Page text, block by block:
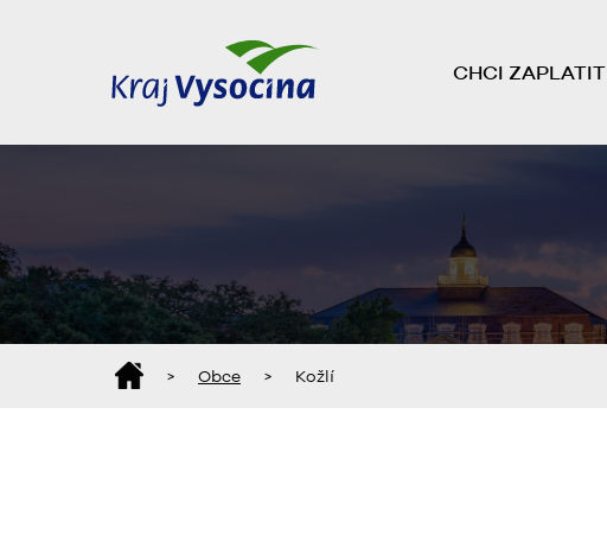
CHCI ZAPLATIT
> Obce > Kožlí